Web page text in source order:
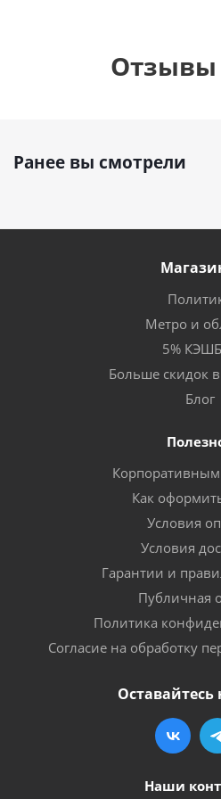
Отзывы
Ранее вы смотрели
Метро и
5%
Больше скидок
Блог
Как
Условия
Условия
Гарантии и
Публичная
Политика
Согласие на обработку
Оставайтесь
Наши